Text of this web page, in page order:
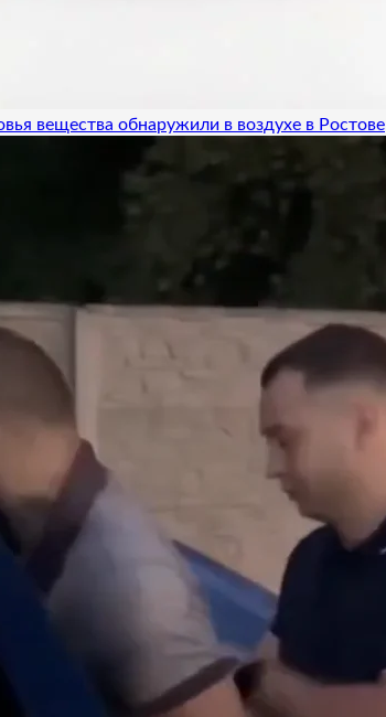
вещества обнаружили в воздухе в Ростове